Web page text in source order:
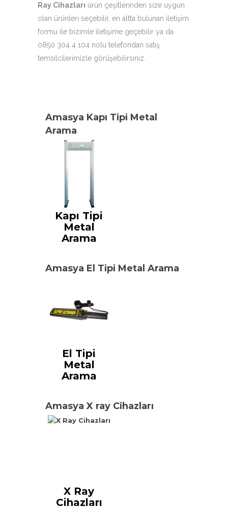
Ray Cihazları ürün çeşitlerinden size uygun
olan ürünleri seçebilir, en altta bulunan iletişim
formu ile bizimle iletişime geçebilir ya da
0850 304 4 104 nolu telefondan satış
temsilcilerimizle görüşebilirsiniz.
Amasya Kapı Tipi Metal
Arama
Kapı Tipi
Metal
Arama
Amasya El Tipi Metal Arama
El Tipi
Metal
Arama
Amasya X ray Cihazları
X Ray
Cihazları